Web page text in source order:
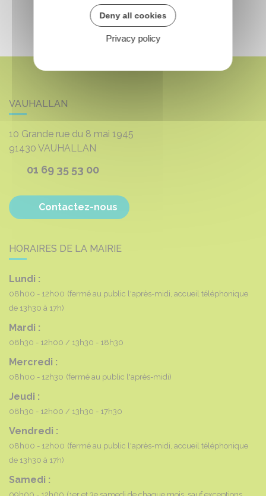
VAUHALLAN
10 Grande rue du 8 mai 1945
91430 VAUHALLAN
01 69 35 53 00
Contactez-nous
HORAIRES DE LA MAIRIE
Lundi :
08h00 - 12h00 (fermé au public l'après-midi, accueil téléphonique
de 13h30 à 17h)
Mardi :
08h30 - 12h00 13h30 - 18h30
Mercredi :
08h00 - 12h30 (fermé au public l'après-midi)
Jeudi :
08h30 - 12h00 13h30 - 17h30
Vendredi :
08h00 - 12h00 (fermé au public l'après-midi, accueil téléphonique
de 13h30 à 17h)
Samedi :
Deny all cookies
Privacy policy